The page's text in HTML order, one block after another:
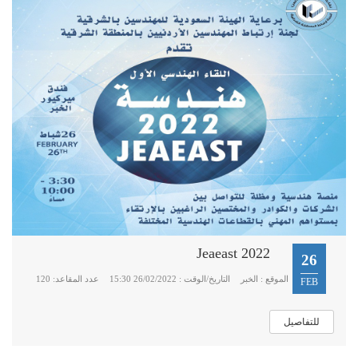
26
FEB
Jeaeast 2022
الموقع : الخبر التاريخ/الوقت : 26/02/2022 15:30 عدد المقاعد: 120
للتفاصيل